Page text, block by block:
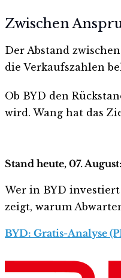
Zwischen
Der Abstand
die Verkaufszahlen
Ob BYD den
wird. Wang hat das
Stand heute, 07.
Wer in BYD
zeigt, warum
BYD: Gratis-Analyse